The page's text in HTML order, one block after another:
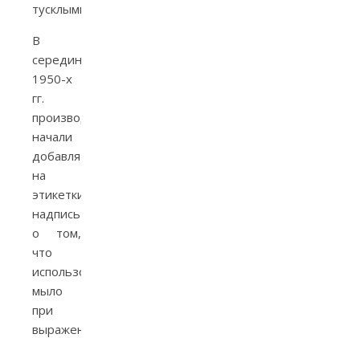
тусклыми.
В
середине
1950-х
гг.
производители
начали
добавлять
на
этикетки
надпись
о том,
что
использовать
мыло
при
выраженной